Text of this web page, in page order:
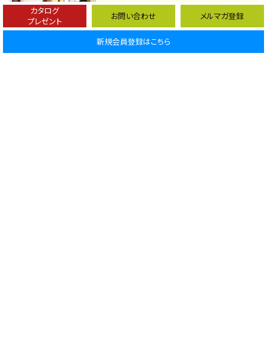
雑誌・メディア掲載のご紹介
カタログ
プレゼント
お問い合わせ メルマガ登録
新規会員登録はこちら